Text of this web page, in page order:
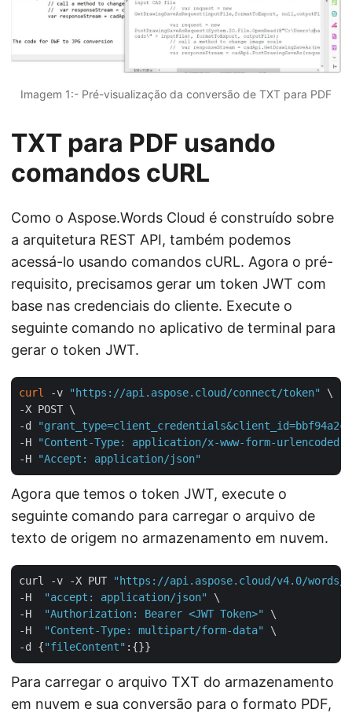
Imagem 1:- Pré-visualização da conversão de TXT para PDF
TXT para PDF usando
comandos cURL
Como o Aspose.Words Cloud é construído sobre
a arquitetura REST API, também podemos
acessá-lo usando comandos cURL. Agora o pré-
requisito, precisamos gerar um token JWT com
base nas credenciais do cliente. Execute o
seguinte comando no aplicativo de terminal para
gerar o token JWT.
curl -v "https://api.aspose.cloud/connect/token"
\
-X POST \
-d
"grant_type=client_credentials&client_id=bbf94a2c-
-H
"Content-Type: application/x-www-form-urlencoded"
-H
"Accept: application/json"
Agora que temos o token JWT, execute o
seguinte comando para carregar o arquivo de
texto de origem no armazenamento em nuvem.
curl -v -X PUT
"https://api.aspose.cloud/v4.0/
-H
"accept: application/json"
\
-H
"Authorization: Bearer <JWT Token>"
\
-H
"Content-Type: multipart/form-data"
\
-d {"fileContent"
Para carregar o arquivo TXT do armazenamento
em nuvem e sua conversão para o formato PDF,